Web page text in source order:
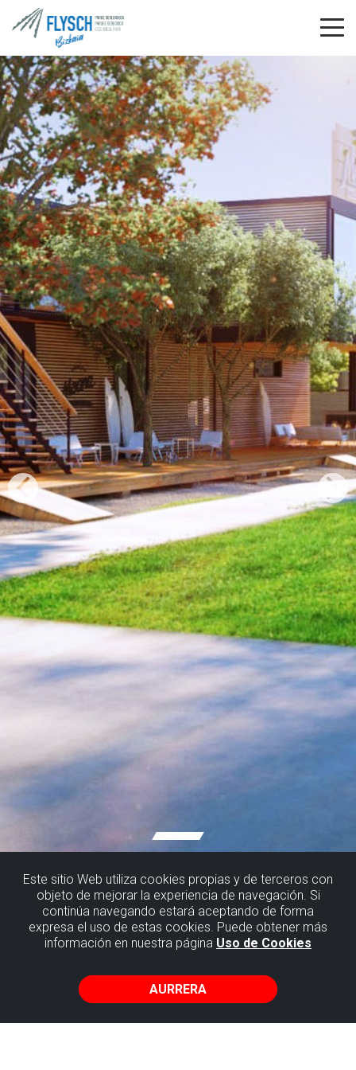
Este sitio Web utiliza cookies propias y de terceros con
objeto de mejorar la experiencia de navegación. Si
continúa navegando estará aceptando de forma
expresa el uso de estas cookies. Puede obtener más
información en nuestra página Uso de Cookies
AURRERA